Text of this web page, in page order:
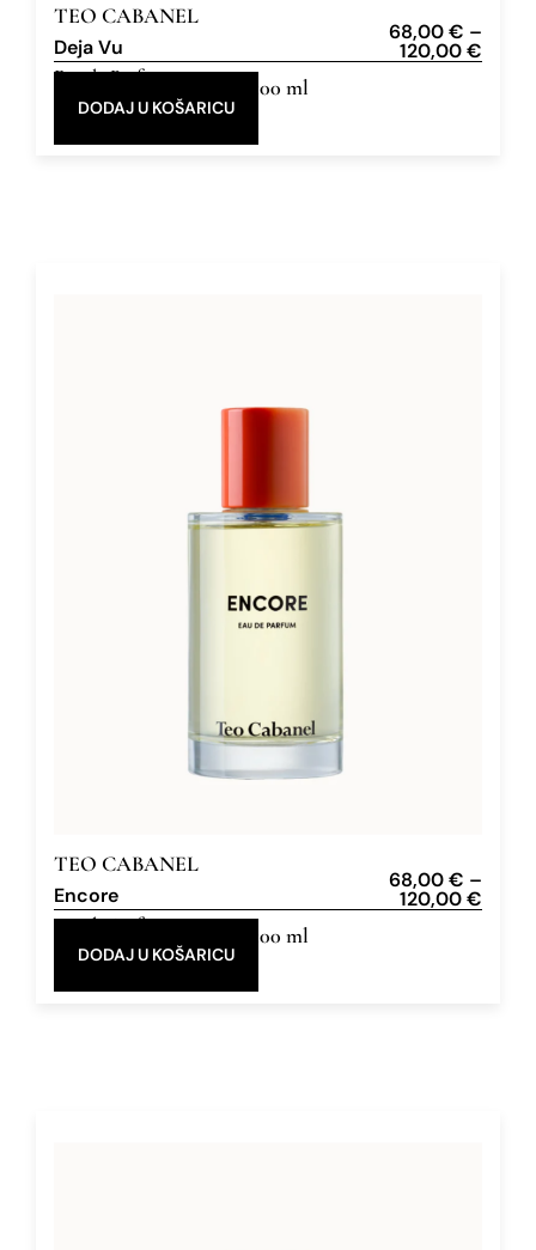
TEO CABANEL
Deja Vu
68,00€ –
120,00€
Eau de Parfum 30 ml, 100 ml
DODAJ U KOŠARICU
TEO CABANEL
Encore
68,00€ –
120,00€
Eau de Parfum 30 ml, 100 ml
DODAJ U KOŠARICU